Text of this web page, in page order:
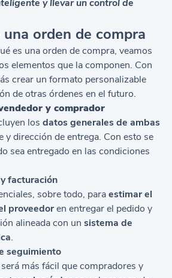
y llevar uncontrol de
orden de compra
es una orden de compra, veamos
elementos que la componen. Con
crear un formato personalizable
de otras órdenes en el futuro.
y comprador
losdatos generales de ambas
y dirección de entrega. Con esto se
sea entregado en las condiciones
facturación
sobre todo, paraestimar el
proveedoren entregar el pedido y
alineada con un sistema de
.
seguimiento
más fácil que compradores y